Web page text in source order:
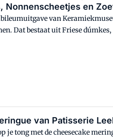
Nonnenscheetjes en
van
Dat bestaat uit Friese
van Patisserie
je tong met de cheesecake